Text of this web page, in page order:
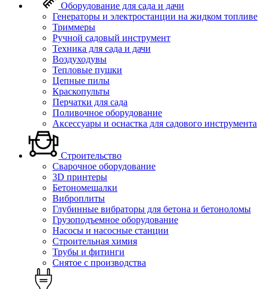
Оборудование для сада и дачи
Генераторы и электростанции на жидком топливе
Триммеры
Ручной садовый инструмент
Техника для сада и дачи
Воздуходувы
Тепловые пушки
Цепные пилы
Краскопульты
Перчатки для сада
Поливочное оборудование
Аксессуары и оснастка для садового инструмента
Строительство
Сварочное оборудование
3D принтеры
Бетономешалки
Виброплиты
Глубинные вибраторы для бетона и бетоноломы
Грузоподъемное оборудование
Насосы и насосные станции
Строительная химия
Трубы и фитинги
Снятое с производства